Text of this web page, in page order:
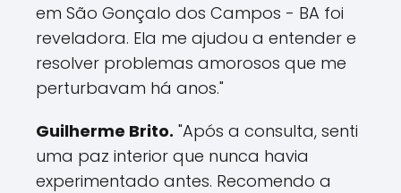
em São Gonçalo dos Campos - BA foi
reveladora. Ela me ajudou a entender e
resolver problemas amorosos que me
perturbavam há anos."
Guilherme Brito. "Após a consulta, senti
uma paz interior que nunca havia
experimentado antes. Recomendo a